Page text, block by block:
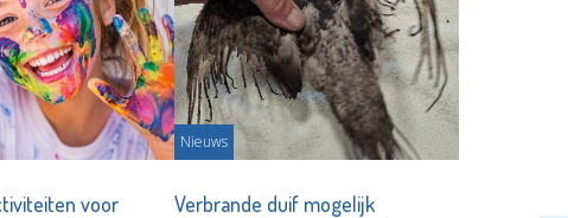
voor
Nieuws
Verbrande duif mogelijk